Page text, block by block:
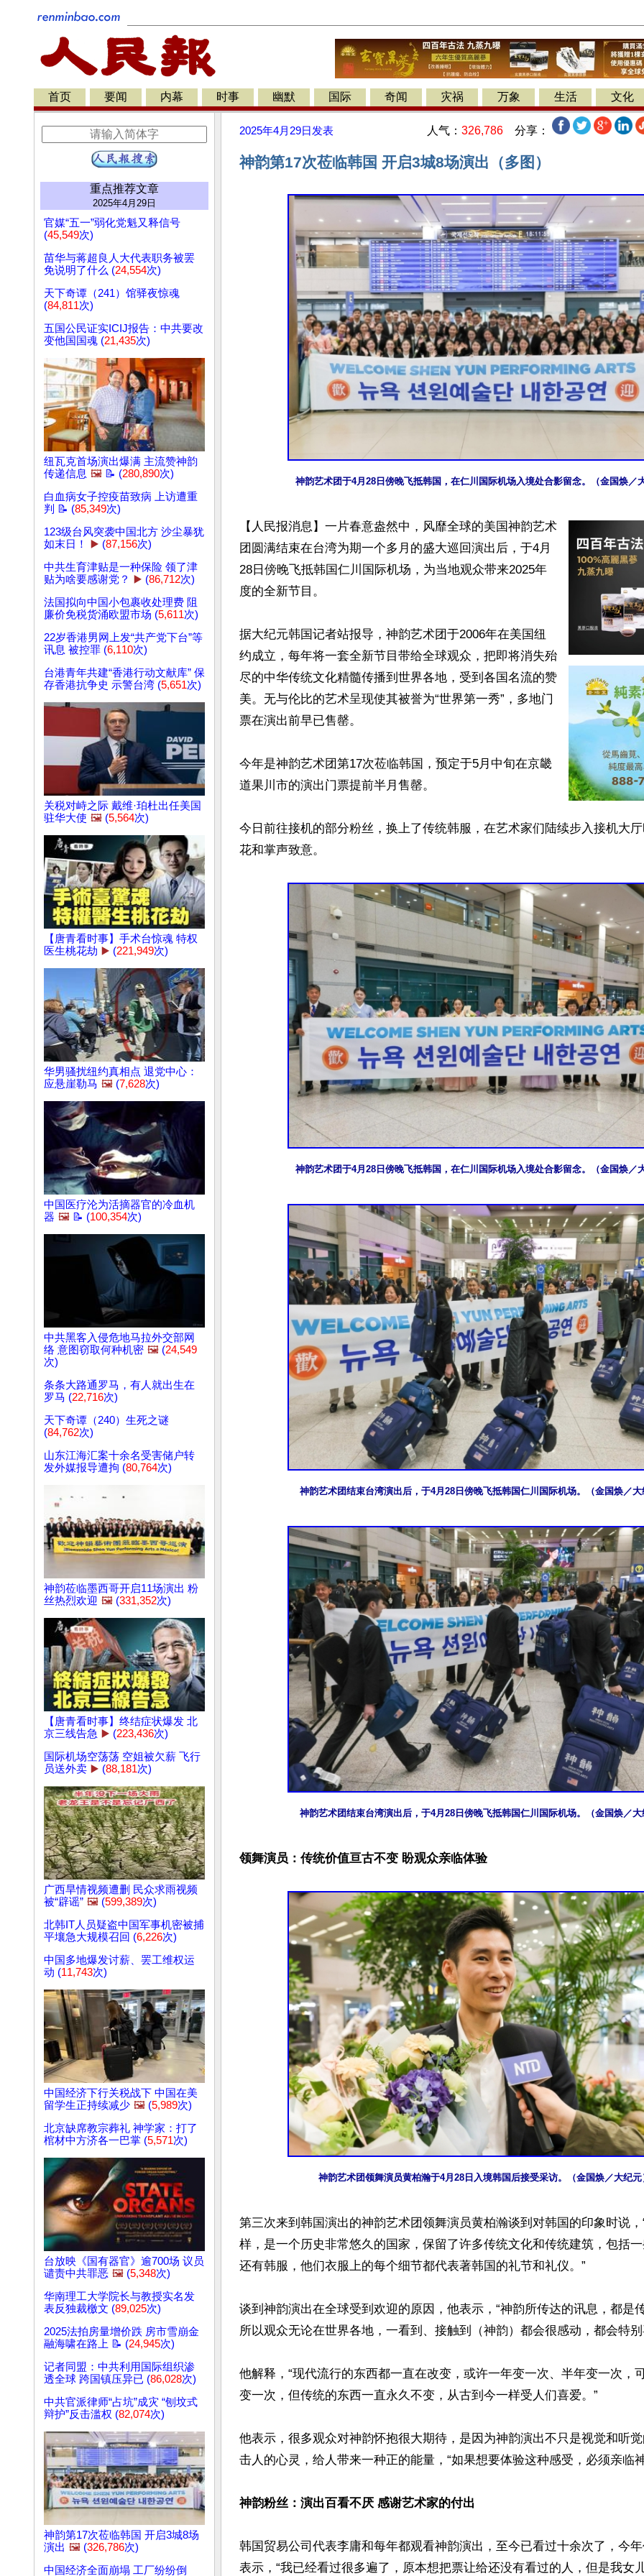
首页 要闻 内幕 时事 幽默 国际 奇闻 灾祸 万象 生活 文化
重点推荐文章
2025年4月29日
官媒“五一”弱化党魁又释信号
(45,549次)
苗华与蒋超良人大代表职务被罢
免说明了什么 (24,554次)
天下奇谭（241）馆驿夜惊魂
(84,811次)
五国公民证实ICIJ报告：中共要改
变他国国魂 (21,435次)
纽瓦克首场演出爆满 主流赞神韵
传递信息 🖼️ 📝 (280,890次)
白血病女子控疫苗致病 上访遭重
判 📝 (85,349次)
123级台风突袭中国北方 沙尘暴犹
如末日！
▶️ (87,156次)
中共生育津贴是一种保险 领了津
贴为啥要感谢党？
▶️ (86,712次)
法国拟向中国小包裹收处理费 阻
廉价免税货涌欧盟市场 (5,611次)
22岁香港男网上发“共产党下台”等
讯息 被控罪 (6,110次)
台港青年共建“香港行动文献库” 保
存香港抗争史 示警台湾 (5,651次)
关税对峙之际 戴维·珀杜出任美国
驻华大使 🖼️ (5,564次)
【唐青看时事】手术台惊魂 特权
医生桃花劫 ▶️ (221,949次)
华男骚扰纽约真相点 退党中心：
应悬崖勒马 🖼️ (7,628次)
中国医疗沦为活摘器官的冷血机
器 🖼️ 📝 (100,354次)
中共黑客入侵危地马拉外交部网
络 意图窃取何种机密 🖼️ (24,549
次)
条条大路通罗马，有人就出生在
罗马 (22,716次)
天下奇谭（240）生死之谜
(84,762次)
山东江海汇案十余名受害储户转
发外媒报导遭拘 (80,764次)
神韵莅临墨西哥开启11场演出 粉
丝热烈欢迎 🖼️ (331,352次)
【唐青看时事】终结症状爆发 北
京三线告急 ▶️ (223,436次)
国际机场空荡荡 空姐被欠薪 飞行
员送外卖 ▶️ (88,181次)
广西旱情视频遭删 民众求雨视频
被“辟谣” 🖼️ (599,389次)
北韩IT人员疑盗中国军事机密被捕
平壤急大规模召回 (6,226次)
中国多地爆发讨薪、罢工维权运
动 (11,743次)
中国经济下行关税战下 中国在美
留学生正持续减少 🖼️ (5,989次)
北京缺席教宗葬礼 神学家：打了
棺材中方济各一巴掌 (5,571次)
台放映《国有器官》逾700场 议员
谴责中共罪恶 🖼️ (5,348次)
华南理工大学院长与教授实名发
表反独裁檄文 (89,025次)
2025法拍房量增价跌 房市雪崩金
融海啸在路上 📝 (24,945次)
记者同盟：中共利用国际组织渗
透全球 跨国镇压异已 (86,028次)
中共官派律师“占坑”成灾 “刨坟式
辩护”反击滥权 (82,074次)
神韵第17次莅临韩国 开启3城8场
演出 🖼️ (326,786次)
中国经济全面崩塌 工厂纷纷倒
2025年4月29日 发表 人气： 326,786 分享：
神韵第17次莅临韩国 开启3城8场演出（多图）
神韵艺术团于4月28日傍晚飞抵韩国，在仁川国际机场入境处合影留念。（金国焕／
【人民报消息】一片春意盎然中，风靡全球的美国神韵艺术
团圆满结束在台湾为期一个多月的盛大巡回演出后，于4月
28日傍晚飞抵韩国仁川国际机场，为当地观众带来2025年
度的全新节目。
据大纪元韩国记者站报导，神韵艺术团于2006年在美国纽
约成立，每年将一套全新节目带给全球观众，把即将消失殆
尽的中华传统文化精髓传播到世界各地，受到各国名流的赞
美。无与伦比的艺术呈现使其被誉为“世界第一秀”，多地门
票在演出前早已售罄。
今年是神韵艺术团第17次莅临韩国，预定于5月中旬在京畿
道果川市的演出门票提前半月售罄。
今日前往接机的部分粉丝，换上了传统韩服，在艺术家们陆续步入接机大
花和掌声致意。
神韵艺术团于4月28日傍晚飞抵韩国，在仁川国际机场入境处合影留念。（金国焕／
神韵艺术团结束台湾演出后，于4月28日傍晚飞抵韩国仁川国际机场。（金国焕／
神韵艺术团结束台湾演出后，于4月28日傍晚飞抵韩国仁川国际机场。（金国焕／
领舞演员：传统价值亘古不变 盼观众亲临体验
神韵艺术团领舞演员黄柏瀚于4月28日入境韩国后接受采访。（金国焕／大纪元
第三次来到韩国演出的神韵艺术团领舞演员黄柏瀚谈到对韩国的印象时说
样，是一个历史非常悠久的国家，保留了许多传统文化和传统建筑，包括
还有韩服，他们衣服上的每个细节都代表著韩国的礼节和礼仪。”
谈到神韵演出在全球受到欢迎的原因，他表示，“神韵所传达的讯息，都是
所以观众无论在世界各地，一看到、接触到（神韵）都会很感动，都会特别
他解释，“现代流行的东西都一直在改变，或许一年变一次、半年变一次，
变一次，但传统的东西一直永久不变，从古到今一样受人们喜爱。”
他表示，很多观众对神韵怀抱很大期待，是因为神韵演出不只是视觉和听
击人的心灵，给人带来一种正的能量，“如果想要体验这种感受，必须亲临
神韵粉丝：演出百看不厌 感谢艺术家的付出
韩国贸易公司代表李庸和每年都观看神韵演出，至今已看过十余次了，今
表示，“我已经看过很多遍了，原本想把票让给还没有看过的人，但是我女